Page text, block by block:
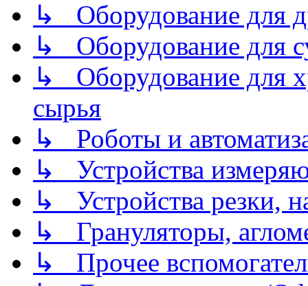
↳ Оборудование для
↳ Оборудование для
↳ Оборудование для
сырья
↳ Роботы и
↳ Устройства
↳ Устройства резки,
↳ Грануляторы,
↳ Прочее